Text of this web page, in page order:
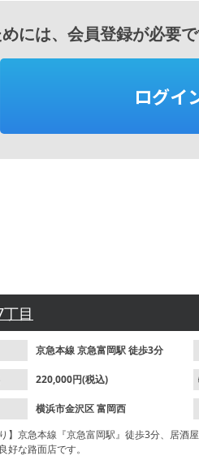
には、会員登録が必要で
ログイ
目
京急本線京急富岡駅徒歩3分
220,000円(税込)
横浜市金沢区富岡西
】京急本線『京急富岡駅』徒歩3分、居
好な路面店です。